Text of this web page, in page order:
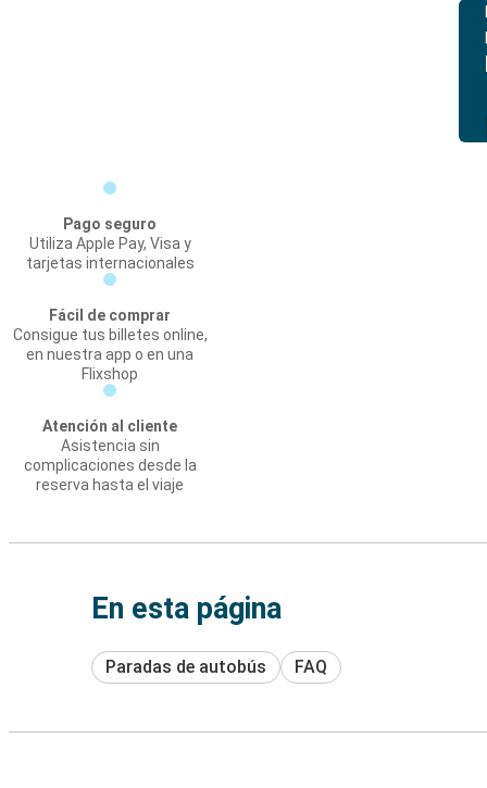
Pago seguro
Utiliza Apple Pay, Visa y
tarjetas internacionales
Fácil de comprar
Consigue tus billetes online,
en nuestra app o en una
Flixshop
Atención al cliente
Asistencia sin
complicaciones desde la
reserva hasta el viaje
En esta página
Paradas de autobús FAQ